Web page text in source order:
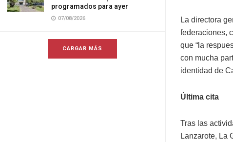
programados para ayer
07/08/2026
CARGAR MÁS
La directora
federaciones,
que “la
con mucha
identidad de
Última cita
Tras las
Lanzarote, La